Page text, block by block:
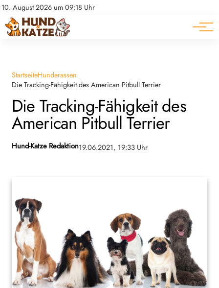
10. August 2026 um 09:18 Uhr
Datenschutz
Impressum
Pferde
Ratgeber
StartseiteHunderassen
Die Tracking-Fähigkeit des American Pitbull Terrier
Die Tracking-Fähigkeit des
American Pitbull Terrier
Hund-Katze Redaktion19.06.2021, 19:33 Uhr